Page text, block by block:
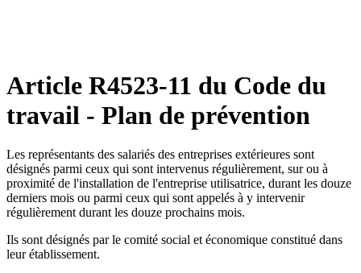
Article R4523-11 du Code du
travail - Plan de prévention
Les représentants des salariés des entreprises extérieures sont
désignés parmi ceux qui sont intervenus régulièrement, sur ou à
proximité de l'installation de l'entreprise utilisatrice, durant les douze
derniers mois ou parmi ceux qui sont appelés à y intervenir
régulièrement durant les douze prochains mois.
Ils sont désignés par le comité social et économique constitué dans
leur établissement.